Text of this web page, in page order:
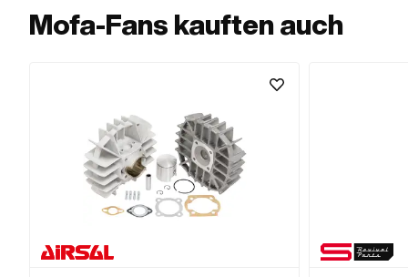
Mofa-Fans kauften auch